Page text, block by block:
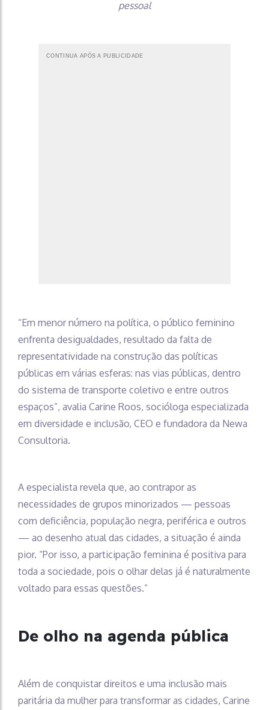
pessoal
CONTINUA APÓS A PUBLICIDADE
“Em menor número na política, o público feminino
enfrenta desigualdades, resultado da falta de
representatividade na construção das políticas
públicas em várias esferas: nas vias públicas, dentro
do sistema de transporte coletivo e entre outros
espaços”, avalia Carine Roos, socióloga especializada
em diversidade e inclusão, CEO e fundadora da Newa
Consultoria.
A especialista revela que, ao contrapor as
necessidades de grupos minorizados — pessoas
com deficiência, população negra, periférica e outros
— ao desenho atual das cidades, a situação é ainda
pior. “Por isso, a participação feminina é positiva para
toda a sociedade, pois o olhar delas já é naturalmente
voltado para essas questões.”
De olho na agenda pública
Além de conquistar direitos e uma inclusão mais
paritária da mulher para transformar as cidades, Carine